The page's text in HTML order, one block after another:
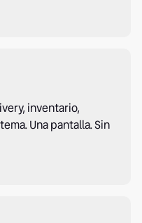
inventario,
Una pantalla. Sin